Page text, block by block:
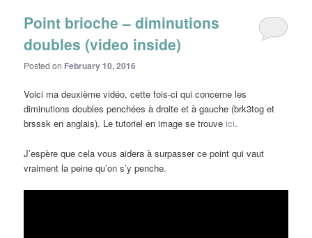
Point brioche – diminutions
doubles (video inside)
Posted on February 10, 2016
Voici ma deuxième vidéo, cette fois-ci qui concerne les
diminutions doubles penchées à droite et à gauche (brk3tog et
brsssk en anglais). Le tutoriel en image se trouveici.
J’espère que cela vous aidera à surpasser ce point qui vaut
vraiment la peine qu’on s’y penche.